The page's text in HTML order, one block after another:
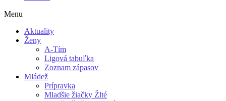
Menu
Aktuality
Ženy
A-Tím
Ligová tabuľka
Zoznam zápasov
Mládež
Prípravka
Mladšie žiačky Žlté